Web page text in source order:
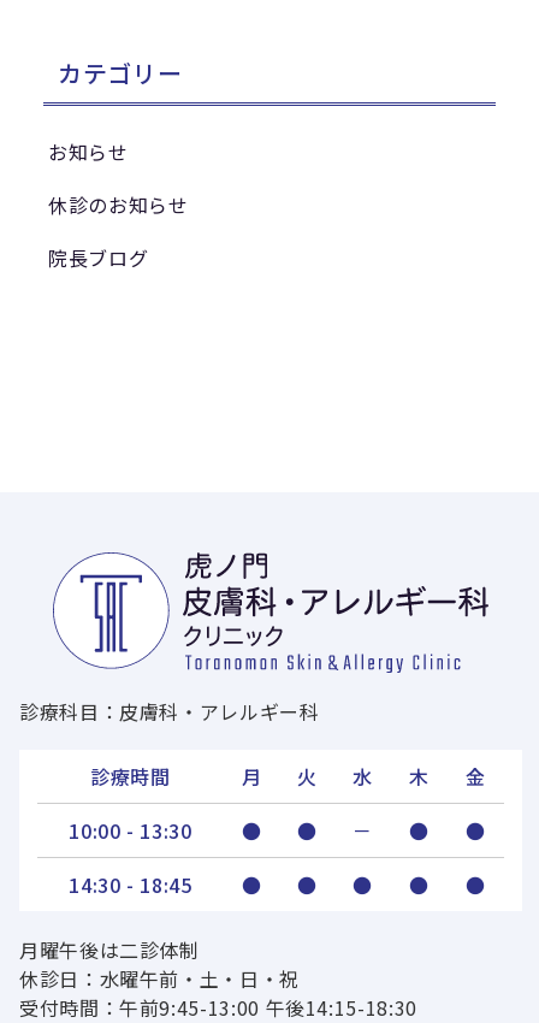
カテゴリー
お知らせ
休診のお知らせ
院長ブログ
診療科目：皮膚科・アレルギー科
診療時間 月 火 水 木
金
10:00 - 13:30
● ● － ●
●
14:30 - 18:45
● ● ● ● ●
月曜午後は二診体制
休診日：水曜午前・土・日・祝
受付時間：午前9:45-13:00 午後14:15-18:30